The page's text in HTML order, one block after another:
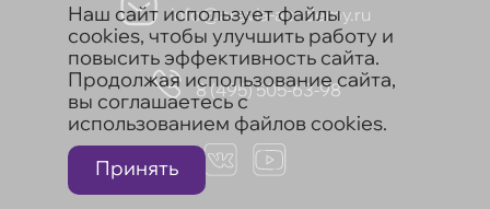
info@aravia-academy.ru
8 (495) 505-63-98
Наш сайт использует файлы
cookies, чтобы улучшить работу и
повысить эффективность сайта.
Продолжая использование сайта,
вы соглашаетесь с
использованием файлов cookies.
Принять